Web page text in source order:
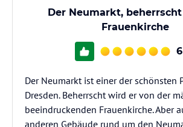
Der Neumarkt,
Frauenkirche
6
Der Neumarkt ist einer der schönsten
Dresden. Beherrscht wird er von der
beeindruckenden Frauenkirche. Aber
anderen Gebäude rund um den